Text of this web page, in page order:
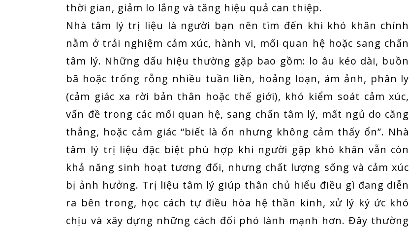
thời gian, giảm lo lắng và tăng hiệu quả can thiệp.
Nhà tâm lý trị liệu là người bạn nên tìm đến khi khó khăn chính
nằm ở trải nghiệm cảm xúc, hành vi, mối quan hệ hoặc sang chấn
tâm lý. Những dấu hiệu thường gặp bao gồm: lo âu kéo dài, buồn
bã hoặc trống rỗng nhiều tuần liền, hoảng loạn, ám ảnh, phân ly
(cảm giác xa rời bản thân hoặc thế giới), khó kiểm soát cảm xúc,
vấn đề trong các mối quan hệ, sang chấn tâm lý, mất ngủ do căng
thẳng, hoặc cảm giác “biết là ổn nhưng không cảm thấy ổn”. Nhà
tâm lý trị liệu đặc biệt phù hợp khi người gặp khó khăn vẫn còn
khả năng sinh hoạt tương đối, nhưng chất lượng sống và cảm xúc
bị ảnh hưởng. Trị liệu tâm lý giúp thân chủ hiểu điều gì đang diễn
ra bên trong, học cách tự điều hòa hệ thần kinh, xử lý ký ức khó
chịu và xây dựng những cách đối phó lành mạnh hơn. Đây thường